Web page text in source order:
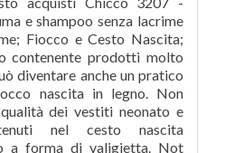
e shampoo senza lacrime
Fiocco e Cesto Nascita;
contenente prodotti molto
diventare anche un pratico
nascita in legno. Non
dei vestiti neonato e
nel cesto nascita
a forma di valigietta. Not